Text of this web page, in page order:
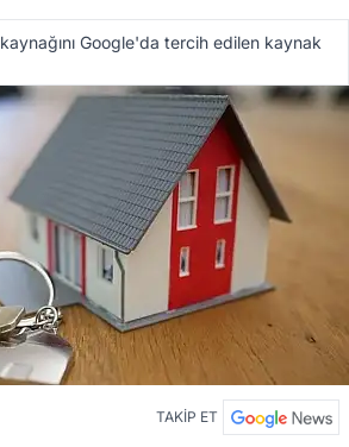
kaynağını Google'da tercih edilen kaynak
TAKİP ET